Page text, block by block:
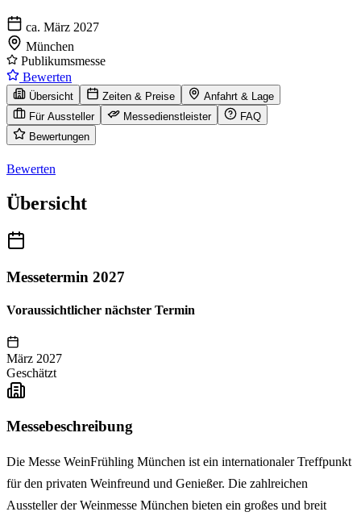
ca. März 2027
München
Publikumsmesse
Bewerten
Übersicht Zeiten & Preise
Anfahrt & Lage
Für Aussteller
Messedienstleister
FAQ
Bewertungen
Bewerten
Übersicht
Messetermin 2027
Voraussichtlicher nächster Termin
März 2027
Geschätzt
Messebeschreibung
Die Messe WeinFrühling München ist ein internationaler Treffpunkt
für den privaten Weinfreund und Genießer. Die zahlreichen
Aussteller der Weinmesse München bieten ein großes und breit